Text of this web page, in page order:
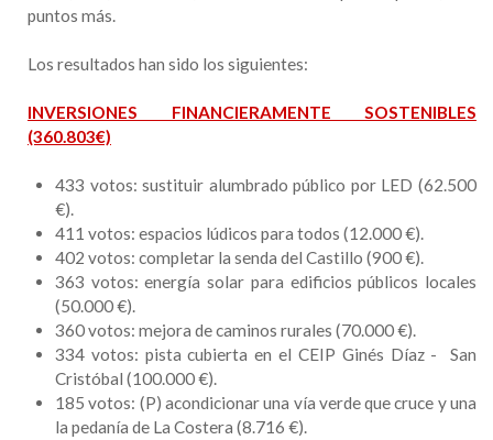
puntos más.
Los resultados han sido los siguientes:
INVERSIONES FINANCIERAMENTE SOSTENIBLES
(360.803€)
433 votos: sustituir alumbrado público por LED (62.500
€).
411 votos: espacios lúdicos para todos (12.000 €).
402 votos: completar la senda del Castillo (900 €).
363 votos: energía solar para edificios públicos locales
(50.000 €).
360 votos: mejora de caminos rurales (70.000 €).
334 votos: pista cubierta en el CEIP Ginés Díaz - San
Cristóbal (100.000 €).
185 votos: (P) acondicionar una vía verde que cruce y una
la pedanía de La Costera (8.716 €).